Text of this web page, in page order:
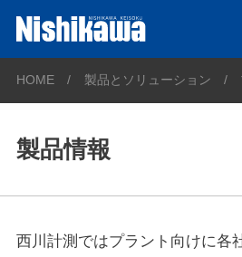
HOME 製品とソリューション
製品情報
西川計測ではプラント向けに各